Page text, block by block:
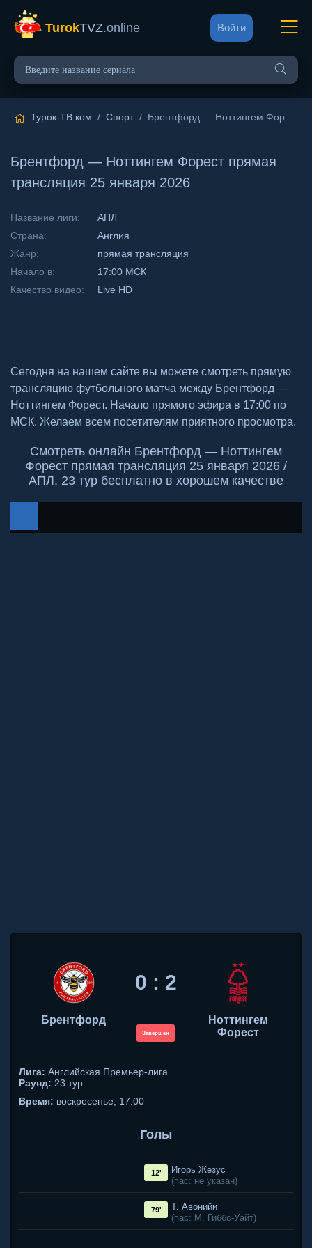
TurokTVZ.online Войти
Турок-ТВ.ком / Спорт/ Брентфорд — Ноттингем Форест прямая трансляция 25 января 2026
Брентфорд — Ноттингем Форест прямая
трансляция 25 января 2026
Название лиги:
АПЛ
Страна:
Англия
Жанр:
прямая трансляция
Начало в:
17:00 МСК
Качество видео:
Live HD
Сегодня на нашем сайте вы можете смотреть прямую
трансляцию футбольного матча между Брентфорд —
Ноттингем Форест. Начало прямого эфира в 17:00 по
МСК. Желаем всем посетителям приятного просмотра.
Смотреть онлайн Брентфорд — Ноттингем
Форест прямая трансляция 25 января 2026 /
АПЛ. 23 тур бесплатно в хорошем качестве
Брентфорд
0 : 2
Завершён
Ноттингем
Форест
Лига: Английская Премьер-лига
Раунд: 23 тур
Время: воскресенье, 17:00
Голы
Игорь Жезус
(пас: не указан)
12'
Т. Авонийи
(пас: М. Гиббс-Уайт)
79'